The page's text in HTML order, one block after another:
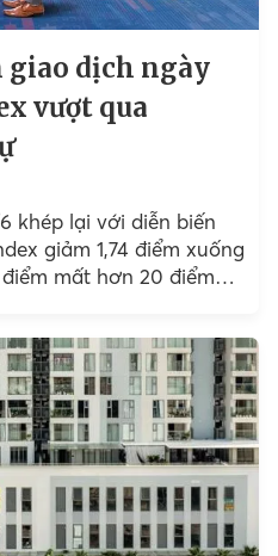
dịch ngày
vượt qua
khép lại với diễn biến
giảm 1,74 điểm xuống
mất hơn 20 điểm